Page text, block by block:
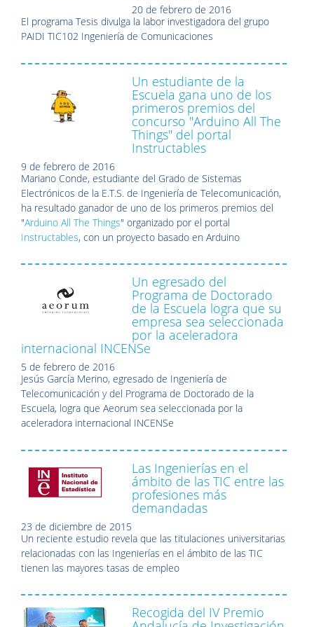
20 de febrero de 2016
El programa Tesis divulga la labor investigadora del grupo
PAIDI TIC102 Ingeniería de Comunicaciones
Un estudiante de la
Escuela gana uno de los
primeros premios del
concurso "Arduino All The
Things" del portal
Instructables
9 de febrero de 2016
Mariano Conde, estudiante del Grado de Sistemas
Electrónicos de la E.T.S. de Ingeniería de Telecomunicación,
ha resultado ganador de uno de los primeros premios del
"Arduino All The Things" organizado por el portal
Instructables, con un proyecto basado en Arduino
Un egresado del
Programa de Doctorado
de la Escuela logra que su
empresa sea seleccionada
por la aceleradora
internacional INCENSe
5 de febrero de 2016
Jesús García Merino, egresado de Ingeniería de
Telecomunicación y del Programa de Doctorado de la
Escuela, logra que Aeorum sea seleccionada por la
aceleradora internacional INCENSe
Las Ingenierías en el
ámbito de las TIC entre las
profesiones más
demandadas
23 de diciembre de 2015
Un reciente estudio revela que las titulaciones universitarias
relacionadas con las Ingenierías en el ámbito de las TIC
tienen las mayores tasas de empleo
Recogida del IV Premio